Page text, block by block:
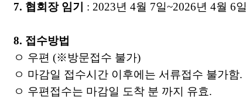
7. 협회장 임기 : 2023년 4월 7일~2026년 4월 6일
8. 접수방법
ㅇ 우편 (※방문접수 불가)
ㅇ 마감일 접수시간 이후에는 서류접수 불가함.
ㅇ 우편접수는 마감일 도착 분 까지 유효.